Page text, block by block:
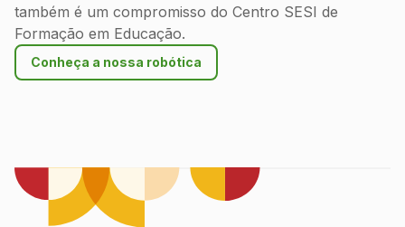
também é um compromisso do Centro SESI de
Formação em Educação.
Conheça a nossa robótica